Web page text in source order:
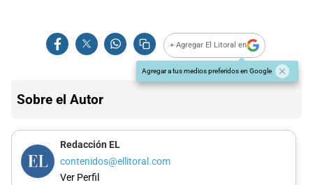
+ Agregar El Litoral en
Agregar a tus medios preferidos en Google
Sobre el Autor
Redacción EL
contenidos@ellitoral.com
Ver Perfil